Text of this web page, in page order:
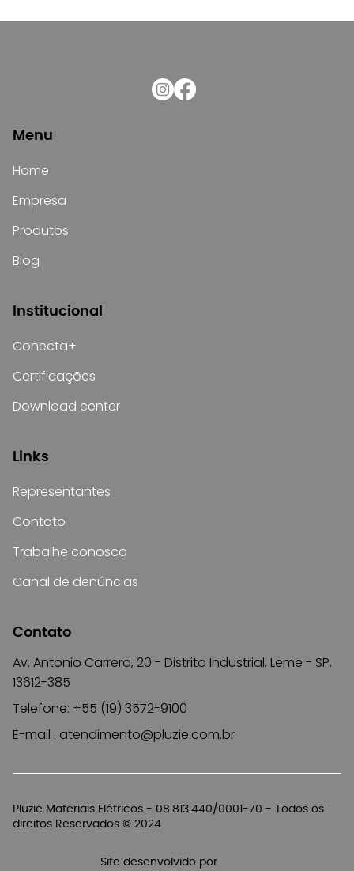
Pluzie Materiais Elétricos - 08.813.440/0001-70 - Todos os
direitos Reservados © 2024
Site desenvolvido por
Menu
Home
Empresa
Produtos
Blog
Institucional
Conecta+
Certificações
Download center
Links
Representantes
Contato
Trabalhe conosco
Canal de denúncias
Contato
Av. Antonio Carrera, 20 - Distrito Industrial, Leme - SP,
13612-385
Telefone: +55 (19) 3572-9100
E-mail : atendimento@pluzie.com.br